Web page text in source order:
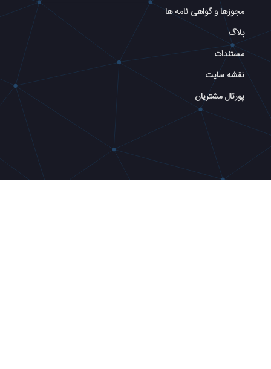
مجوزها و گواهی نامه ها
بلاگ
مستندات
نقشه سایت
پورتال مشتریان